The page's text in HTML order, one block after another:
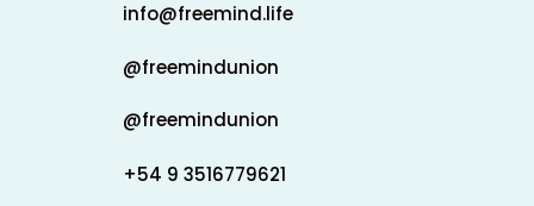
info@freemind.life
@freemindunion
@freemindunion
+54 9 3516779621